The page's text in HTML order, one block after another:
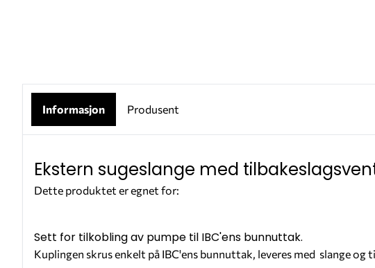
Informasjon Produsent
Ekstern sugeslange med
Dette produktet er egnet for:
Sett for tilkobling av pumpe til IBC'ens bunnuttak.
Kuplingen skrus enkelt på IBC'ens bunnuttak, leveres med slange og